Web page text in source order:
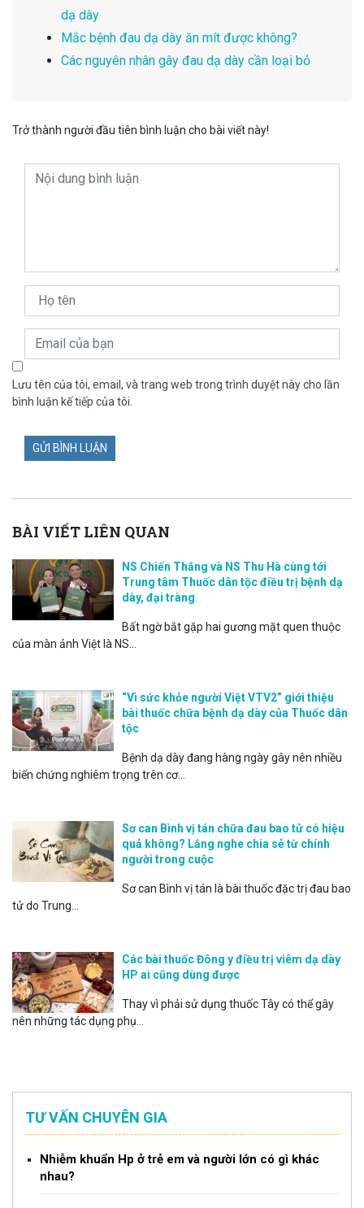
dạ dày
Mắc bệnh đau dạ dày ăn mít được không?
Các nguyên nhân gây đau dạ dày cần loại bỏ
Trở thành người đầu tiên bình luận cho bài viết này!
Lưu tên của tôi, email, và trang web trong trình duyệt này cho lần
bình luận kế tiếp của tôi.
BÀI VIẾT LIÊN QUAN
NS Chiến Thắng và NS Thu Hà cùng tới
Trung tâm Thuốc dân tộc điều trị bệnh dạ
dày, đại tràng
Bất ngờ bắt gặp hai gương mặt quen thuộc
của màn ảnh Việt là NS...
“Vì sức khỏe người Việt VTV2” giới thiệu
bài thuốc chữa bệnh dạ dày của Thuốc dân
tộc
Bệnh dạ dày đang hàng ngày gây nên nhiều
biến chứng nghiêm trọng trên cơ...
Sơ can Bình vị tán chữa đau bao tử có hiệu
quả không? Lắng nghe chia sẻ từ chính
người trong cuộc
Sơ can Bình vị tán là bài thuốc đặc trị đau bao
tử do Trung...
Các bài thuốc Đông y điều trị viêm dạ dày
HP ai cũng dùng được
Thay vì phải sử dụng thuốc Tây có thể gây
nên những tác dụng phụ...
TƯ VẤN CHUYÊN GIA
Nhiễm khuẩn Hp ở trẻ em và người lớn có gì khác
nhau?